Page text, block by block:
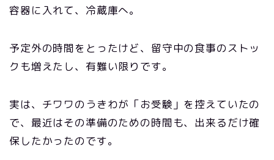
容器に入れて、冷蔵庫へ。
予定外の時間をとったけど、留守中の食事のストッ
クも増えたし、有難い限りです。
実は、チワワのうきわが「お受験」を控えていたの
で、最近はその準備のための時間も、出来るだけ確
保したかったのです。